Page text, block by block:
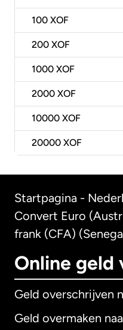
100 XOF
200 XOF
1000 XOF
2000 XOF
10000 XOF
20000 XOF
Startpagina -
Convert Euro
frank (CFA)
Online geld
Geld overschrijven
Geld overmaken